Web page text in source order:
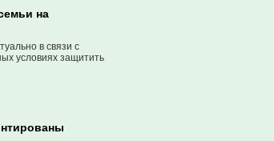
на
в связи с
условиях защитить